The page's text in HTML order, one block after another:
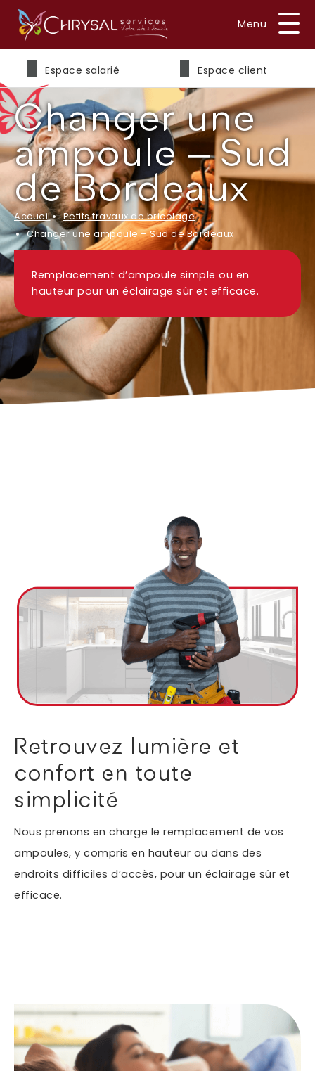
Espace salarié Espace client
Changer une
ampoule – Sud
de Bordeaux
Accueil
Petits travaux de bricolage
Changer une ampoule – Sud de Bordeaux
Remplacement d’ampoule simple ou en
hauteur pour un éclairage sûr et efficace.
Retrouvez lumière et
confort en toute
simplicité
Nous prenons en charge le remplacement de vos
ampoules, y compris en hauteur ou dans des
endroits difficiles d’accès, pour un éclairage sûr et
efficace.
Prénom*
Nom*
E-mail*
Téléphone*
Ville *
Jardinage
Petits travaux de bricolage
Autres services
Informations supplémentaires du besoin
En soumettant ce formulaire, j'accepte que les
informations saisies soient exploitées dans le cadre